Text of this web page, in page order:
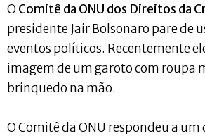
O Comitê da ONU dos Direitos da
presidente Jair Bolsonaro pare de
eventos políticos. Recentemente
imagem de um garoto com roupa
brinquedo na mão.
O Comitê da ONU respondeu a